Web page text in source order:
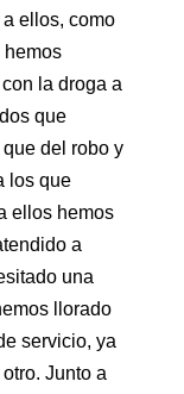
ellos, como
hemos
la droga a
que
del robo y
los que
ellos hemos
a
una
llorado
servicio, ya
Junto a